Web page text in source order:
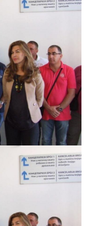
ЛИСТA
БОРЦЕ
У СТАЊУ
за новчану
прибора
регресирано
марта до 15.
ПОНОСНЕ КАРТИЦЕ
- Вера